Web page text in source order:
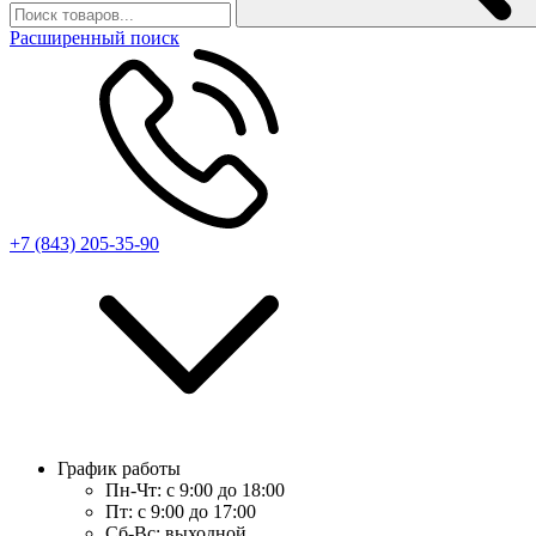
Расширенный поиск
+7 (843) 205-35-90
График работы
Пн-Чт: с 9:00 до 18:00
Пт: с 9:00 до 17:00